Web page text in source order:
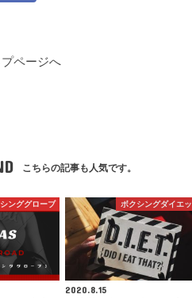
プページへ
こちらの記事も人気です。
ンググローブ ボクシングダイエッ
2020.8.15